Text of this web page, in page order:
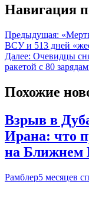
Навигация
Предыдущая:
ВСУ и 513 дней
Далее: Очевидцы
ракетой с 80
Похожие
Взрыв в
Ирана: что
на Ближнем
Рамблер5 месяцев